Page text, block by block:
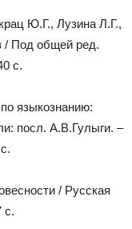
Ю.Г., Лузина Л.Г.,
/ Под общей ред.
с.
языкознанию:
посл. А.В.Гулыги. –
/ Русская
с.